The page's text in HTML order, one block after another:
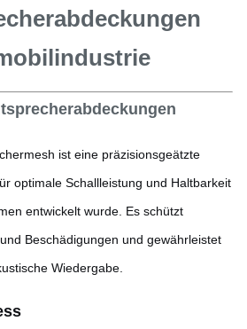
ist eine präzisionsgeätzte
optimale Schallleistung und Haltbarkeit
entwickelt wurde. Es schützt
Beschädigungen und gewährleistet
Wiedergabe.